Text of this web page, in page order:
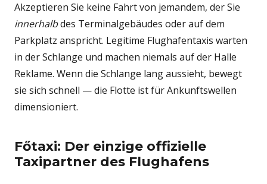
Akzeptieren Sie keine Fahrt von jemandem, der Sie
innerhalbdes Terminalgebäudes oder auf dem
Parkplatz anspricht. Legitime Flughafentaxis warten
in der Schlange und machen niemals auf der Halle
Reklame. Wenn die Schlange lang aussieht, bewegt
sie sich schnell — die Flotte ist für Ankunftswellen
dimensioniert.
Főtaxi: Der einzige offizielle
Taxipartner des Flughafens